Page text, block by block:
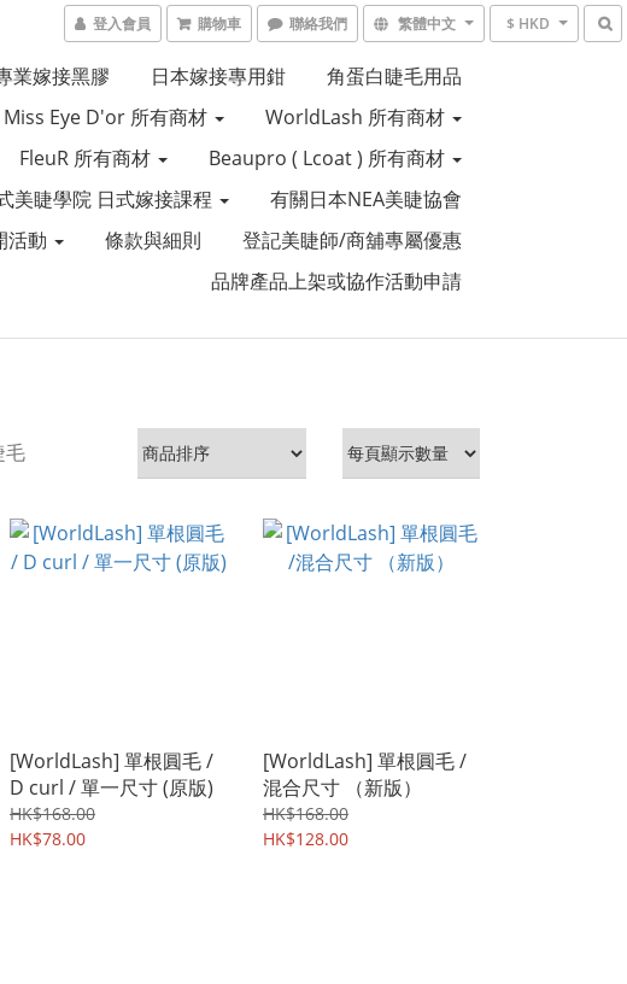
登入會員 購物車 聯絡我們 繁體中文 $ HKD
業嫁接黑膠 日本嫁接專用鉗
角蛋白睫毛用品
Miss Eye D'or 所有商材
WorldLash 所有商材
FleuR 所有商材
Beaupro ( Lcoat ) 所有商材
美睫學院 日式嫁接課程
有關日本NEA美睫協會
活動 條款與細則
登記美睫師/商舖專屬優惠
品牌產品上架或協作活動申請
毛
[WorldLash] 單根圓毛 /
D curl / 單一尺寸 (原版)
HK$168.00
HK$78.00
[WorldLash] 單根圓毛 /
混合尺寸 （新版）
HK$168.00
HK$128.00